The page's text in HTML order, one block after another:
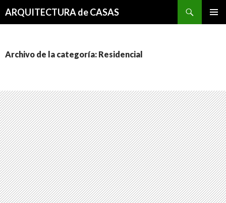
ARQUITECTURA de CASAS
Archivo de la categoría: Residencial